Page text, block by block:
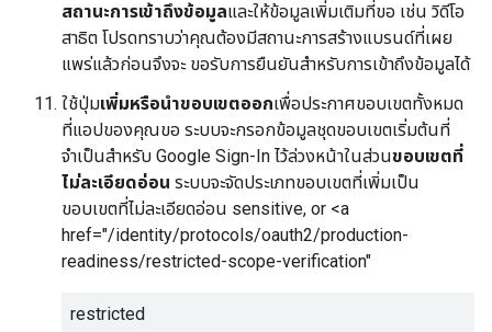
สถานะการเข้าถึงข้อมูลและให้ข้อมูลเพิ่มเติมที่ขอ เช่น วิดีโอ
สาธิต โปรดทราบว่าคุณต้องมีสถานะการสร้างแบรนด์ที่เผย
แพร่แล้วก่อนจึงจะ ขอรับการยืนยันสำหรับการเข้าถึงข้อมูลได้
ใช้ปุ่มเพิ่มหรือนำขอบเขตออกเพื่อประกาศขอบเขตทั้งหมด
ที่แอปของคุณขอ ระบบจะกรอกข้อมูลชุดขอบเขตเริ่มต้นที่
จำเป็นสำหรับ Google Sign-In ไว้ล่วงหน้าในส่วนขอบเขตที่
ไม่ละเอียดอ่อน ระบบจะจัดประเภทขอบเขตที่เพิ่มเป็น
ขอบเขตที่ไม่ละเอียดอ่อน sensitive, or <a
href="/identity/protocols/oauth2/production-
readiness/restricted-scope-verification"
restricted